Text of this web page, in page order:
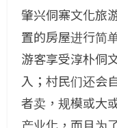
肇兴侗寨文化旅
置的房屋进行简
游客享受淳朴侗
入；村民们还会
者卖，规模或大